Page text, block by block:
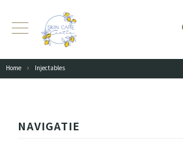
Home Injectables
NAVIGATIE